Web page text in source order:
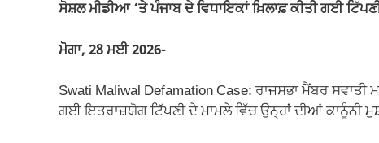
ਸੋਸ਼ਲ ਮੀਡੀਆ ‘ਤੇ ਪੰਜਾਬ ਦੇ ਵਿਧਾਇਕਾਂ ਖ਼ਿਲਾਫ਼ ਕੀਤੀ ਗਈ
ਮੋਗਾ, 28 ਮਈ 2026-
Swati Maliwal Defamation Case: ਰਾਜਸਭਾ ਮੈਂਬਰ ਸਵਾਤੀ
ਗਈ ਇਤਰਾਜ਼ਯੋਗ ਟਿੱਪਣੀ ਦੇ ਮਾਮਲੇ ਵਿੱਚ ਉਨ੍ਹਾਂ ਦੀਆਂ ਕਾਨੂੰਨੀ